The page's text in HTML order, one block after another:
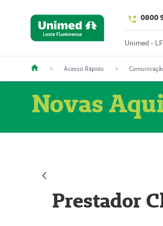
0800
Unimed - LF
Acesso Rápido
Novas
Prestador